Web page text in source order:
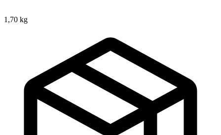
1,70 kg